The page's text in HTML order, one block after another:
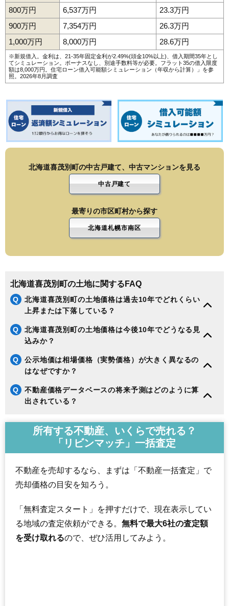
800万円
6,537万円
23.3万円
900万円
7,354万円
26.3万円
1,000万円
8,000万円 28.6万円
※新規借入。金利は、21-35年固定金利が2.49%(頭金10%以上)、借入期間35年とし
てシミュレーション。ボーナスなし、別途手数料等が必要。フラット35の借入限度
額は8,000万円。 住宅ローン借入可能額シミュレーション（年収から計算）
」を参
照。2026年8月調査
北海道喜茂別町の中古戸建て、中古マンションを見る
中古戸建て
最寄りの市区町村から探す
北海道札幌市南区
北海道喜茂別町の土地に関するFAQ
Q
北海道喜茂別町の土地価格は過去10年でどれくらい
上昇または下落している？
Q
北海道喜茂別町の土地価格は今後10年でどうなる見
込みか？
Q
公示地価は相場価格（実勢価格）が大きく異なるの
はなぜですか？
Q
不動産価格データベースの将来予測はどのように算
出されている？
所有する不動産、いくらで売れる？
「リビンマッチ」一括査定
不動産を売却するなら、まずは「不動産一括査定」で
売却価格の目安を知ろう。
「無料査定スタート」を押すだけで、現在表示してい
る地域の査定依頼ができる。 無料で最大6社の査定額
を受け取れるので、ぜひ活用してみよう。